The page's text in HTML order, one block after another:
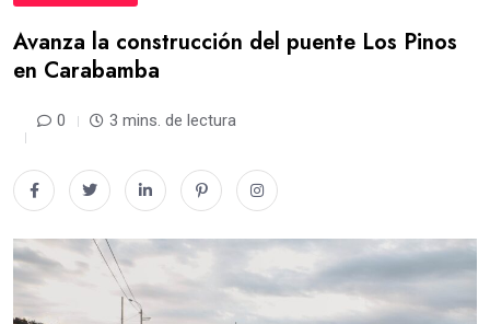
Avanza la construcción del puente Los Pinos
en Carabamba
0 3 mins. de lectura